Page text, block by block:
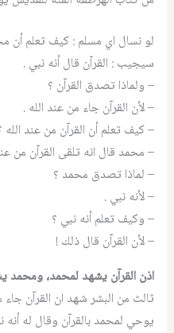
لو نسال اي مسلم : كيف تعلم أن
سيجيب : القرآن قال أنه نبي .
– ولماذا تصدق القرآن ؟
– لأن القرآن جاء من عند الله .
– كيف تعلم أن القرآن من عند الله
– محمد قال انه تلقى القرآن من
– لماذا تصدق محمد ؟
– لأنه نبي .
– وكيف تعلم أنه نبي ؟
– لأن القرآن قال ذلك !
اذن القرآن يشهد لمحمد، ومحمد
ثالث من البشر شهد ان القرآن
يوحي لمحمد بالقرآن وقال له أنه